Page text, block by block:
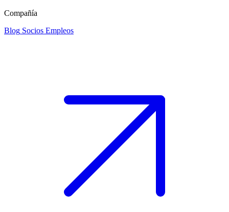
Compañía
Blog Socios Empleos